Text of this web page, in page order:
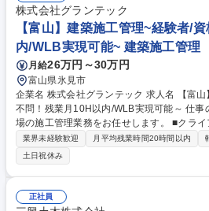
残業少/転勤無/デスクワーク中心/育成体制あ
株式会社グランテック
【富山】建築施工管理~経験者/
内/WLB実現可能~ 建築施工管理
月給26万円～30万円
富山県氷見市
企業名 株式会社グランテック 求人名 【富山】建築施工管理～経験者/資格
不問！残業月10H以内/WLB実現可能～ 仕事の内容 当社において、建築現
場の施工管理業務をお任せします。 ■クライアントとの調整、請負業者と
のコミュニケーション、予算と安全性の管
管理などが主な業務です。 ■現場は富山県内
強み】自社独自の技術を複数保有。その技
た取り組みに着手しています。地下技術を
械レンタルを主軸に事業を展開しています。 募集職種 【富山】建築施工
管理～経験者/資格不問！残業月10H以内/
業界未経験歓迎 月平均残業時間20時間以内
土日祝休み
正社員